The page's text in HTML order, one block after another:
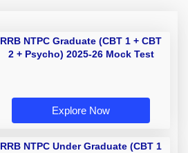
RRB NTPC Graduate (CBT 1 + CBT
2 + Psycho) 2025-26 Mock Test
Explore Now
RRB NTPC Under Graduate (CBT 1